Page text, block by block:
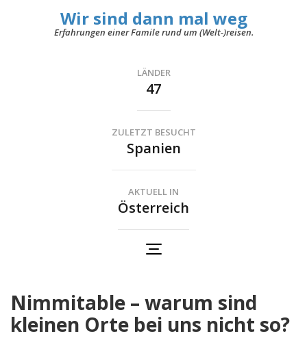
Wir sind dann mal weg
Erfahrungen einer Famile rund um (Welt-)reisen.
LÄNDER
47
ZULETZT BESUCHT
Spanien
AKTUELL IN
Österreich
Nimmitable – warum sind
kleinen Orte bei uns nicht so?